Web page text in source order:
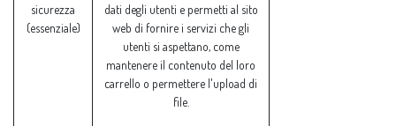
sicurezza
(essenziale)
dati degli utenti e permetti al sito
web di fornire i servizi che gli
utenti si aspettano, come
mantenere il contenuto del loro
carrello o permettere l'upload di
file.